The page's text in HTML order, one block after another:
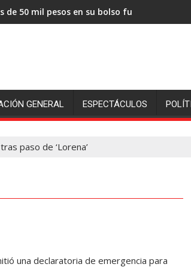
de 50 mil pesos en su bolso fue
GENERAL ESPECTÁCULOS
paso de ‘Lorena’
una declaratoria de emergencia para